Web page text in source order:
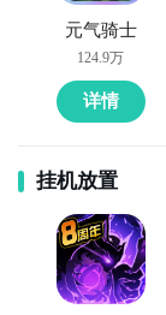
元气骑士
124.9万
详情
挂机放置